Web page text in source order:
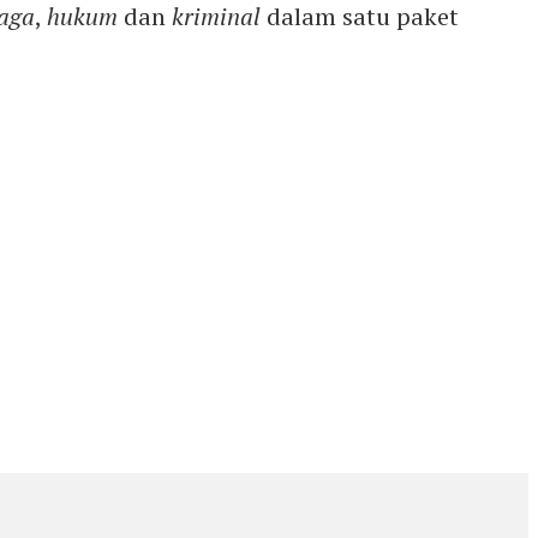
, hukum dankriminal dalam satu paket